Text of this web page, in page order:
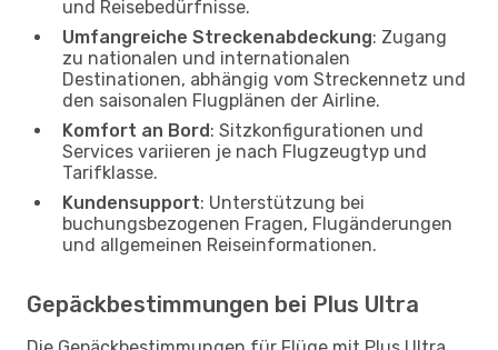
und Reisebedürfnisse.
Umfangreiche Streckenabdeckung: Zugang
zu nationalen und internationalen
Destinationen, abhängig vom Streckennetz und
den saisonalen Flugplänen der Airline.
Komfort an Bord: Sitzkonfigurationen und
Services variieren je nach Flugzeugtyp und
Tarifklasse.
Kundensupport: Unterstützung bei
buchungsbezogenen Fragen, Flugänderungen
und allgemeinen Reiseinformationen.
Gepäckbestimmungen bei Plus Ultra